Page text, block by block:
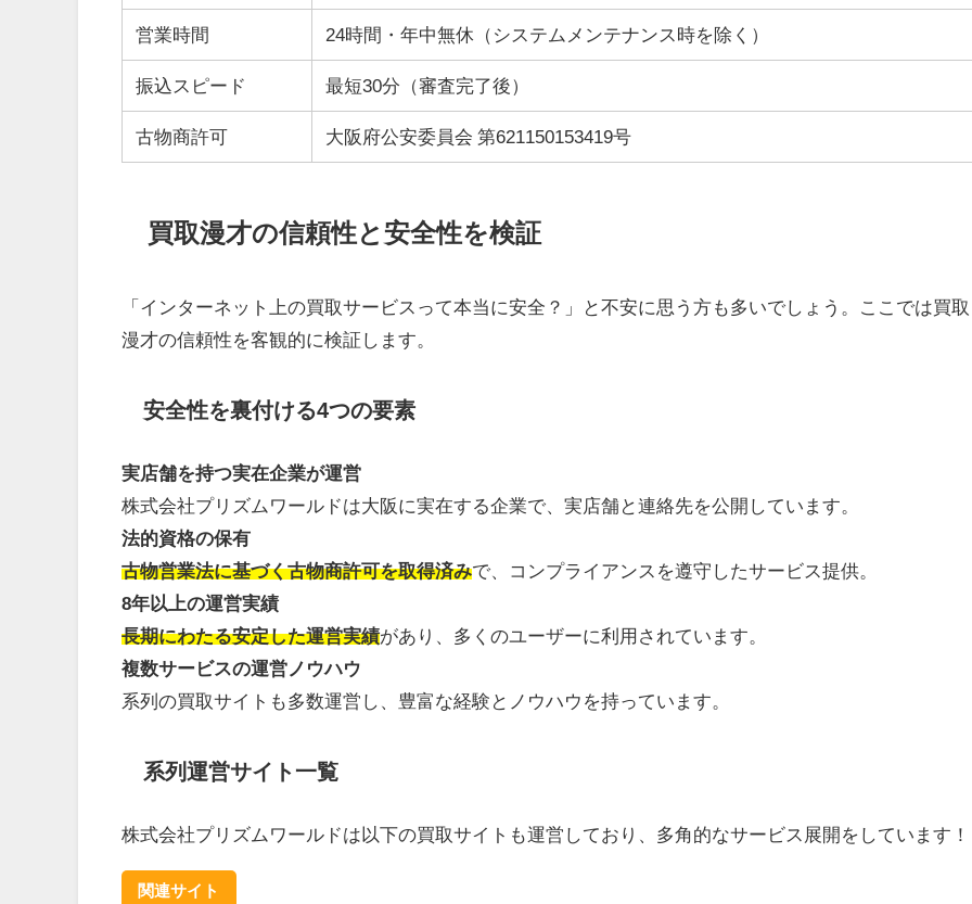
営業時間 24時間・年中無休（システムメンテナンス時を除く）
振込スピード 最短30分（審査完了後）
古物商許可 大阪府公安委員会 第621150153419号
買取漫才の信頼性と安全性を検証
「インターネット上の買取サービスって本当に安全？」と不安に思う方も多いでしょう。ここでは買取
漫才の信頼性を客観的に検証します。
安全性を裏付ける4つの要素
実店舗を持つ実在企業が運営
株式会社プリズムワールドは大阪に実在する企業で、実店舗と連絡先を公開しています。
法的資格の保有
古物営業法に基づく古物商許可を取得済みで、コンプライアンスを遵守したサービス提供。
8年以上の運営実績
長期にわたる安定した運営実績があり、多くのユーザーに利用されています。
複数サービスの運営ノウハウ
系列の買取サイトも多数運営し、豊富な経験とノウハウを持っています。
系列運営サイト一覧
株式会社プリズムワールドは以下の買取サイトも運営しており、多角的なサービス展開をしています！
関連サイト